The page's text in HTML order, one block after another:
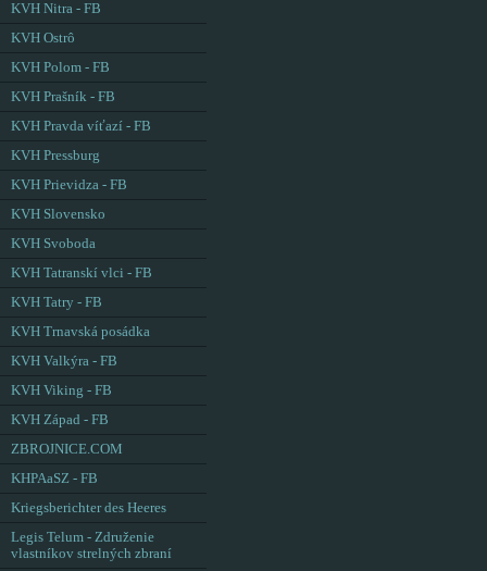
KVH Nitra - FB
KVH Ostrô
KVH Polom - FB
KVH Prašník - FB
KVH Pravda víťazí - FB
KVH Pressburg
KVH Prievidza - FB
KVH Slovensko
KVH Svoboda
KVH Tatranskí vlci - FB
KVH Tatry - FB
KVH Trnavská posádka
KVH Valkýra - FB
KVH Viking - FB
KVH Západ - FB
ZBROJNICE.COM
KHPAaSZ - FB
Kriegsberichter des Heeres
Legis Telum - Združenie
vlastníkov strelných zbraní